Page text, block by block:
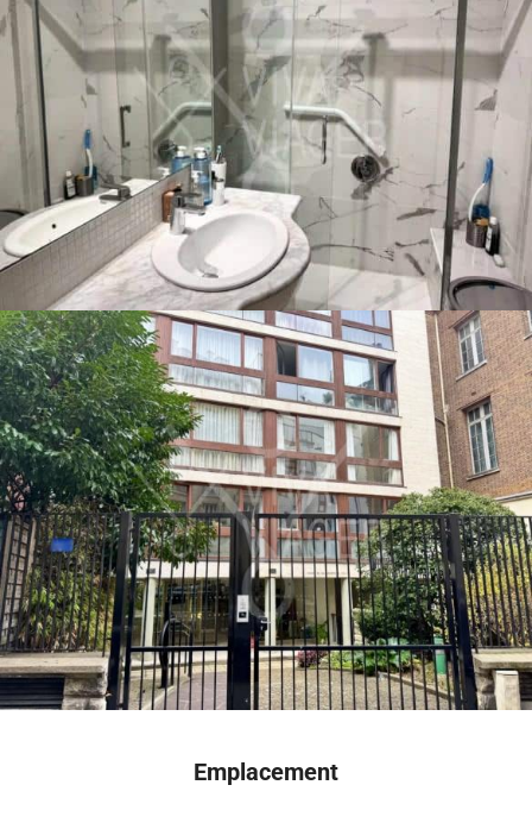
Emplacement